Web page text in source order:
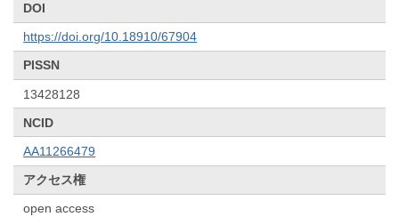
DOI
https://doi.org/10.18910/67904
PISSN
13428128
NCID
AA11266479
アクセス権
open access